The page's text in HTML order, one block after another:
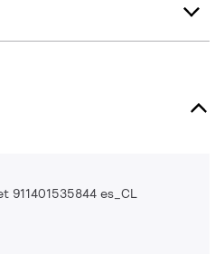
911401535844 es_CL